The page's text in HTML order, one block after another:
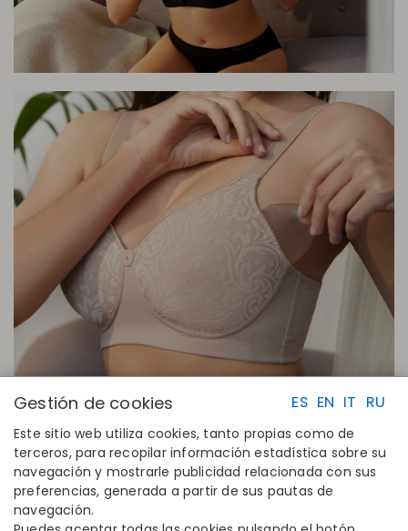
ES EN IT RU
Gestión de cookies
Este sitio web utiliza cookies, tanto propias como de
terceros, para recopilar información estadística sobre su
navegación y mostrarle publicidad relacionada con sus
preferencias, generada a partir de sus pautas de
navegación.
ENLACES RAPIDOS
Calcula tu talla
Encuentra tu tienda
CONTACTO
Disintex 2021 SL